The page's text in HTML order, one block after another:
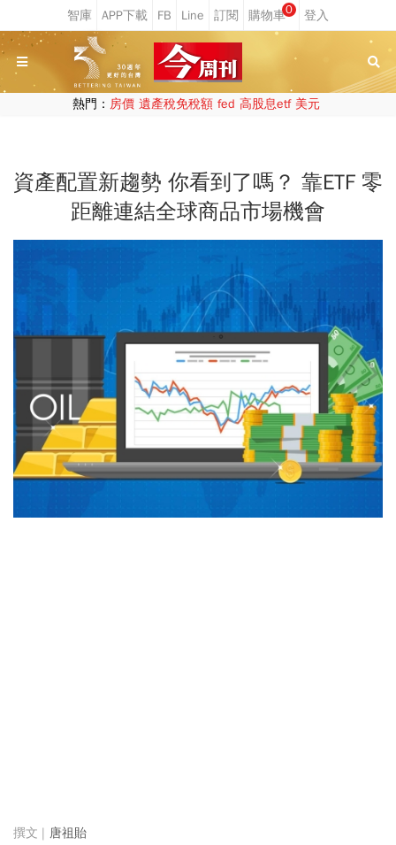
0
熱門： 房價 遺產稅免稅額 fed 高股息etf 美元
資產配置新趨勢 你看到了嗎？ 靠ETF 零
距離連結全球商品市場機會
唐祖貽